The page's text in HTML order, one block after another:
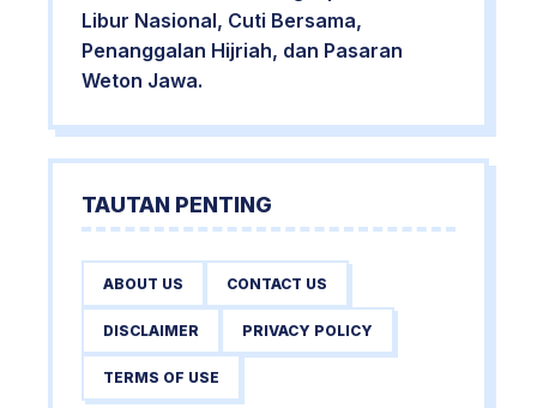
Libur Nasional, Cuti Bersama,
Penanggalan Hijriah, dan Pasaran
Weton Jawa.
TAUTAN PENTING
ABOUT US CONTACT US
DISCLAIMER PRIVACY POLICY
TERMS OF USE